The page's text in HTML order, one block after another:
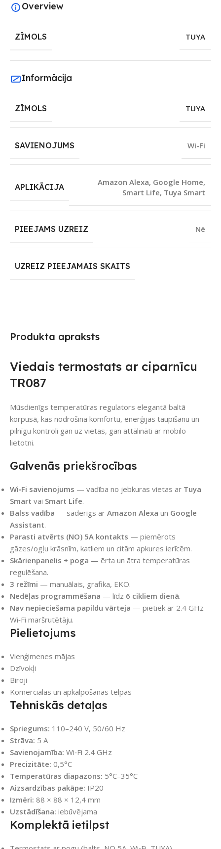
Produkta apraksts
Viedais termostats ar ciparnīcu
TR087
Mūsdienīgs temperatūras regulators elegantā baltā
korpusā, kas nodrošina komfortu, enerģijas taupīšanu un
pilnīgu kontroli gan uz vietas, gan attālināti ar mobilo
lietotni.
Galvenās priekšrocības
Wi‑Fi savienojums — vadība no jebkuras vietas ar Tuya
Smart vai Smart Life.
Balss vadība — saderīgs ar Amazon Alexa un Google
Assistant.
Parasti atvērts (NO) 5A kontakts — piemērots
gāzes/ogļu krāsnīm, katliem un citām apkures ierīcēm.
Skārienpanelis + poga — ērta un ātra temperatūras
regulēšana.
3 režīmi — manuālais, grafika, EKO.
Nedēļas programmēšana — līdz 6 cikliem dienā.
Nav nepieciešama papildu vārteja — pietiek ar 2.4 GHz
Wi‑Fi maršrutētāju.
Pielietojums
Vienģimenes mājas
Dzīvokļi
Biroji
Komerciālās un apkalpošanas telpas
Tehniskās detaļas
Spriegums: 110–240 V, 50/60 Hz
Strāva: 5 A
Savienojamība: Wi‑Fi 2.4 GHz
Precizitāte: 0,5°C
Temperatūras diapazons: 5°C–35°C
Aizsardzības pakāpe: IP20
Izmēri: 88 × 88 × 12,4 mm
Uzstādīšana: iebūvējama
Komplektā ietilpst
Overview
ZĪMOLS TUYA
Informācija
ZĪMOLS TUYA
SAVIENOJUMS Wi-Fi
APLIKĀCIJA
Amazon Alexa, Google Home,
Smart Life, Tuya Smart
PIEEJAMS UZREIZ Nē
UZREIZ PIEEJAMAIS SKAITS